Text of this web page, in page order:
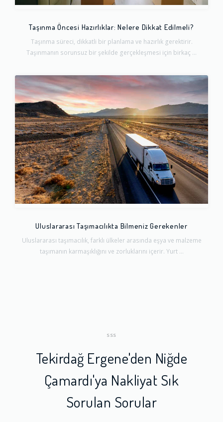
Taşınma Öncesi Hazırlıklar: Nelere Dikkat Edilmeli?
Taşınma süreci, dikkatli bir planlama ve hazırlık gerektirir.
Taşınmanın sorunsuz bir şekilde gerçekleşmesi için birkaç ...
Uluslararası Taşımacılıkta Bilmeniz Gerekenler
Uluslararası taşımacılık, farklı ülkeler arasında eşya ve malzeme
taşımanın karmaşıklığını ve zorluklarını içerir. Yurt ...
SSS
Tekirdağ Ergene'den Niğde
Çamardı'ya Nakliyat Sık
Sorulan Sorular